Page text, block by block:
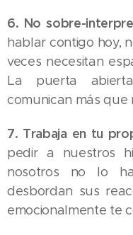
6. No sobre-
hablar contigo hoy,
veces necesitan
La puerta
comunican más que
7. Trabaja en tu
pedir a nuestros
nosotros no lo
desbordan sus
emocionalmente te